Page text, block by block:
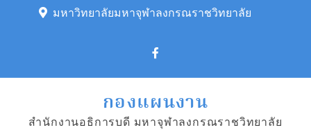
มหาวิทยาลัยมหาจุฬาลงกรณราชวิทยาลัย
กองแผนงาน
สำนักงานอธิการบดี มหาจุฬาลงกรณราชวิทยาลัย